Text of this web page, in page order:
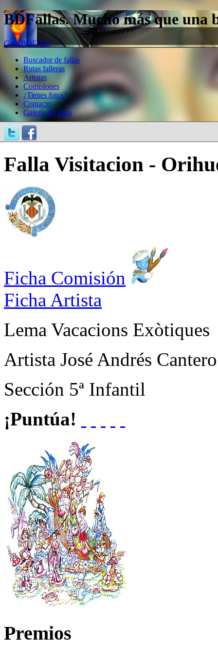
BDFallas. Mucho más que una
Guía BDFallas
Buscador de fallas
Rutas falleras
Artistas
Comisiones
¿Tienes fotos?
Contacto
Galería de fotos
Falla Visitacion -
Ficha Comisión
Ficha Artista
Lema Vacacions Exòtiques
Artista José Andrés Cantero
Sección 5ª Infantil
¡Puntúa!
Premios